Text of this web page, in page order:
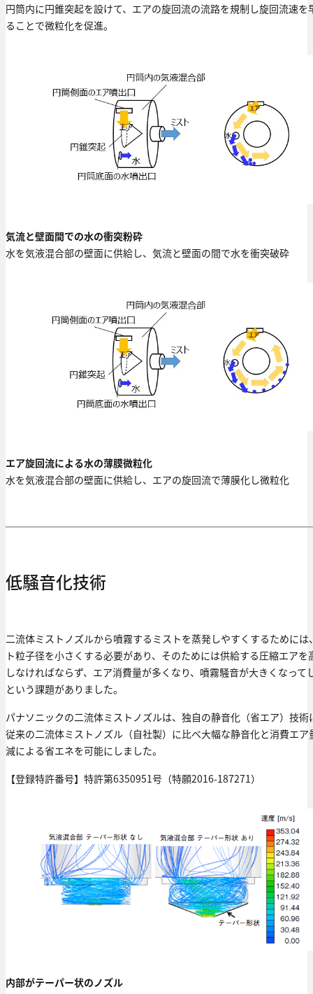
円筒内に円錐突起を設けて、エアの旋回流の流路を規制し旋回流速を
ることで微粒化を促進。
気流と壁面間での水の衝突粉砕
水を気液混合部の壁面に供給し、気流と壁面の間で水を衝突破砕
エア旋回流による水の薄膜微粒化
水を気液混合部の壁面に供給し、エアの旋回流で薄膜化し微粒化
低騒音化技術
二流体ミストノズルから噴霧するミストを蒸発しやすくするためには
ト粒子径を小さくする必要があり、そのためには供給する圧縮エアを
しなければならず、エア消費量が多くなり、噴霧騒音が大きくなって
という課題がありました。
パナソニックの二流体ミストノズルは、独自の静音化（省エア）技術
従来の二流体ミストノズル（自社製）に比べ大幅な静音化と消費エア
減による省エネを可能にしました。
【登録特許番号】特許第6350951号（特願2016-187271）
内部がテーパー状のノズル